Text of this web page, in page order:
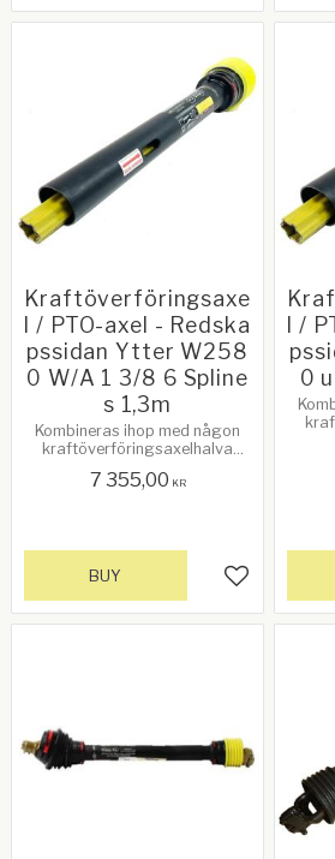
Kraftöverföringsaxe
l / PTO-axel - Redska
pssidan Ytter W258
0 W/A 1 3/8 6 Spline
s 1,3m
Kombineras ihop med någon
kraftöverföringsaxelhalva
relaterade produkter!
7 355,00 KR
Add to
BUY
l /
0